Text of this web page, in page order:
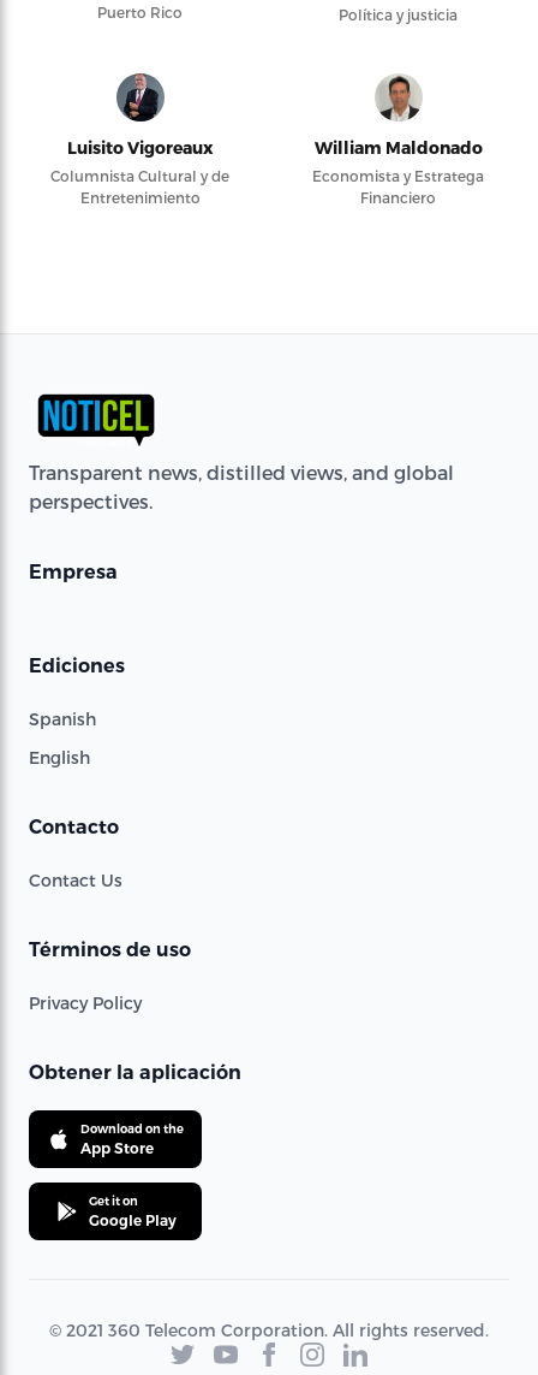
Puerto Rico
Política y justicia
Luisito Vigoreaux
Columnista Cultural y de
Entretenimiento
William Maldonado
Economista y Estratega
Financiero
Transparent news, distilled views, and global
perspectives.
Empresa
Ediciones
Spanish
English
Contacto
Contact Us
Términos de uso
Privacy Policy
Obtener la aplicación
Download on the
App Store
Get it on
Google Play
© 2021 360 Telecom Corporation. All rights reserved.